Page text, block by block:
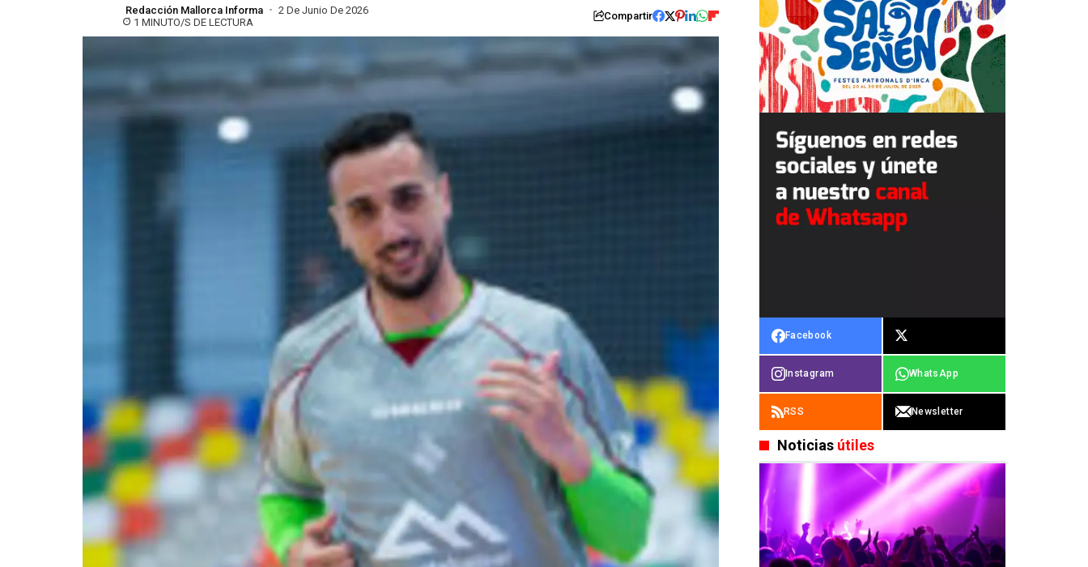
Redacción Mallorca Informa
2 De Junio De 2026
1 MINUTO/S DE LECTURA
Compartir
Facebook
Instagram WhatsApp
RSS Newsletter
Noticias útiles